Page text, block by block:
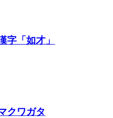
字「如才」
クワガタ